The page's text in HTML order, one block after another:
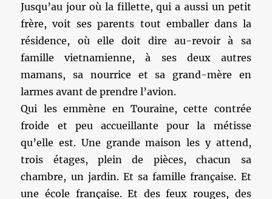
Jusqu’au jour où la fillette, qui a aussi un petit
frère, voit ses parents tout emballer dans la
résidence, où elle doit dire au-revoir à sa
famille vietnamienne, à ses deux autres
mamans, sa nourrice et sa grand-mère en
larmes avant de prendre l’avion.
Qui les emmène en Touraine, cette contrée
froide et peu accueillante pour la métisse
qu’elle est. Une grande maison les y attend,
trois étages, plein de pièces, chacun sa
chambre, un jardin. Et sa famille française. Et
une école française. Et des feux rouges, des